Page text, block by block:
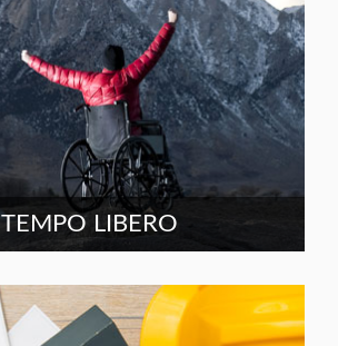
TEMPO LIBERO